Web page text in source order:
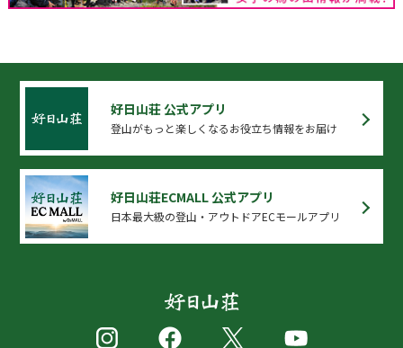
好日山荘 公式アプリ
登山がもっと楽しくなるお役立ち情報をお届け
好日山荘ECMALL 公式アプリ
日本最大級の登山・アウトドアECモールアプリ